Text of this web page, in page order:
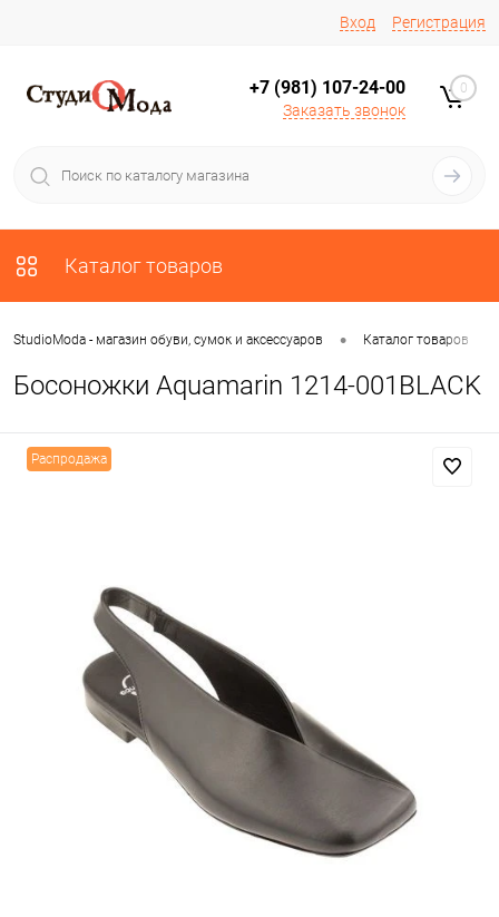
Вход Регистрация
+7 (981) 107-24-00
Заказать звонок
0
Каталог товаров
StudioModa - магазин обуви, сумок и аксессуаров • Каталог товаров
Босоножки Aquamarin 1214-001BLACK
Распродажа